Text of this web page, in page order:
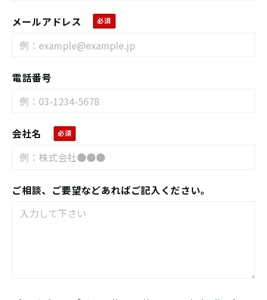
メールアドレス
電話番号
会社名
ご相談、ご要望などあればご記入ください。